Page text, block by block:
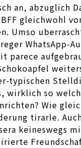
an, abzuglich
gleichwohl
Umso
WhatsApp-
parece
typischen
wirklich so
Wie
tirarle.
keineswegs